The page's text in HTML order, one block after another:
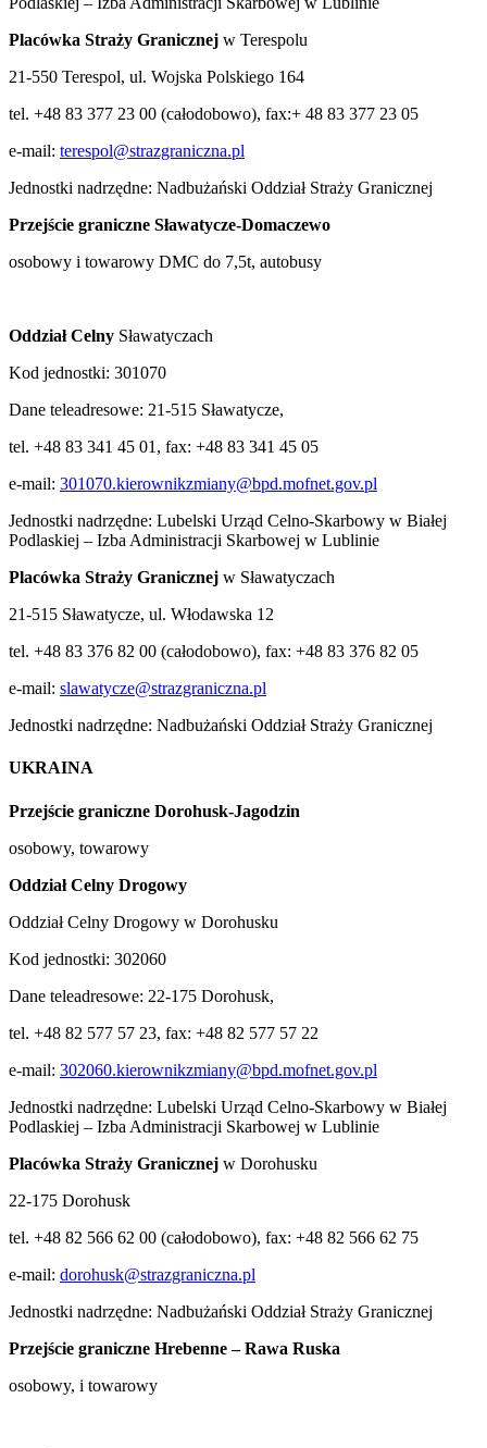
Placówka Straży Granicznej w Terespolu
21-550 Terespol, ul. Wojska Polskiego 164
tel. +48 83 377 23 00 (całodobowo), fax:+ 48 83 377 23 05
e-mail: terespol@strazgraniczna.pl
Jednostki nadrzędne: Nadbużański Oddział Straży Granicznej
Przejście graniczne Sławatycze-Domaczewo
osobowy i towarowy DMC do 7,5t, autobusy
Oddział Celny Sławatyczach
Kod jednostki: 301070
Dane teleadresowe: 21-515 Sławatycze,
tel. +48 83 341 45 01, fax: +48 83 341 45 05
e-mail: 301070.kierownikzmiany@bpd.mofnet.gov.pl
Jednostki nadrzędne: Lubelski Urząd Celno-Skarbowy w Białej
Podlaskiej – Izba Administracji Skarbowej w Lublinie
Placówka Straży Granicznej w Sławatyczach
21-515 Sławatycze, ul. Włodawska 12
tel. +48 83 376 82 00 (całodobowo), fax: +48 83 376 82 05
e-mail: slawatycze@strazgraniczna.pl
Jednostki nadrzędne: Nadbużański Oddział Straży Granicznej
UKRAINA
Przejście graniczne Dorohusk-Jagodzin
osobowy, towarowy
Oddział Celny Drogowy
Oddział Celny Drogowy w Dorohusku
Kod jednostki: 302060
Dane teleadresowe: 22-175 Dorohusk,
tel. +48 82 577 57 23, fax: +48 82 577 57 22
e-mail: 302060.kierownikzmiany@bpd.mofnet.gov.pl
Jednostki nadrzędne: Lubelski Urząd Celno-Skarbowy w Białej
Podlaskiej – Izba Administracji Skarbowej w Lublinie
Placówka Straży Granicznej w Dorohusku
22-175 Dorohusk
tel. +48 82 566 62 00 (całodobowo), fax: +48 82 566 62 75
e-mail: dorohusk@strazgraniczna.pl
Jednostki nadrzędne: Nadbużański Oddział Straży Granicznej
Przejście graniczne Hrebenne – Rawa Ruska
osobowy, i towarowy